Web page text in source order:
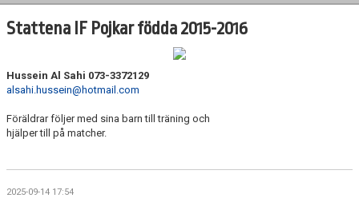
HEM
MATCHER
KALENDER
DOKUMENT
Stattena IF Pojkar födda 2015-2016
Hussein Al Sahi 073-3372129
alsahi.hussein@hotmail.com
Föräldrar följer med sina barn till träning och
hjälper till på matcher.
2025-09-14 17:54